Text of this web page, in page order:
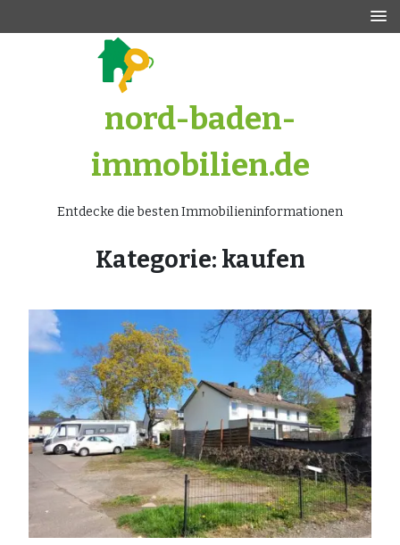
nord-baden-
immobilien.de
Entdecke die besten Immobilieninformationen
Kategorie: kaufen